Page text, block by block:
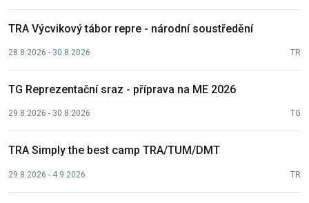
TRA Výcvikový tábor repre - národní soustředění
28.8.2026 - 30.8.2026 TR
TG Reprezentační sraz - příprava na ME 2026
29.8.2026 - 30.8.2026 TG
TRA Simply the best camp TRA/TUM/DMT
29.8.2026 - 4.9.2026 TR